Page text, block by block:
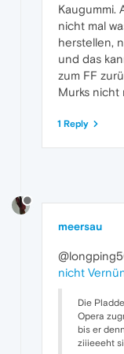
Kaugummi.
nicht mal
herstellen,
und das
zum FF
Murks nicht
1 Reply
meersau
nicht
Die
Opera
bis er
ziiieeeht